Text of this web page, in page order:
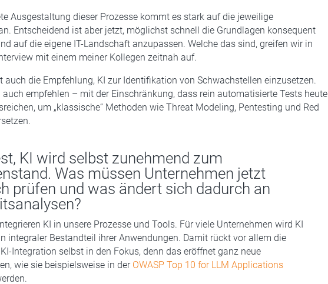
Ausgestaltung dieser Prozesse kommt es stark auf die jeweilige
Entscheidend ist aber jetzt, möglichst schnell die Grundlagen konsequent
auf die eigene IT-Landschaft anzupassen. Welche das sind, greifen wir in
mit einem meiner Kollegen zeitnah auf.
auch die Empfehlung, KI zur Identifikation von Schwachstellen einzusetzen.
auch empfehlen – mit der Einschränkung, dass rein automatisierte Tests heute
um „klassische“ Methoden wie Threat Modeling, Pentesting und Red
KI wird selbst zunehmend zum
Was müssen Unternehmen jetzt
prüfen und was ändert sich dadurch an
KI in unsere Prozesse und Tools. Für viele Unternehmen wird KI
integraler Bestandteil ihrer Anwendungen. Damit rückt vor allem die
Integration selbst in den Fokus, denn das eröffnet ganz neue
wie sie beispielsweise in der OWASP Top 10 for LLM Applications